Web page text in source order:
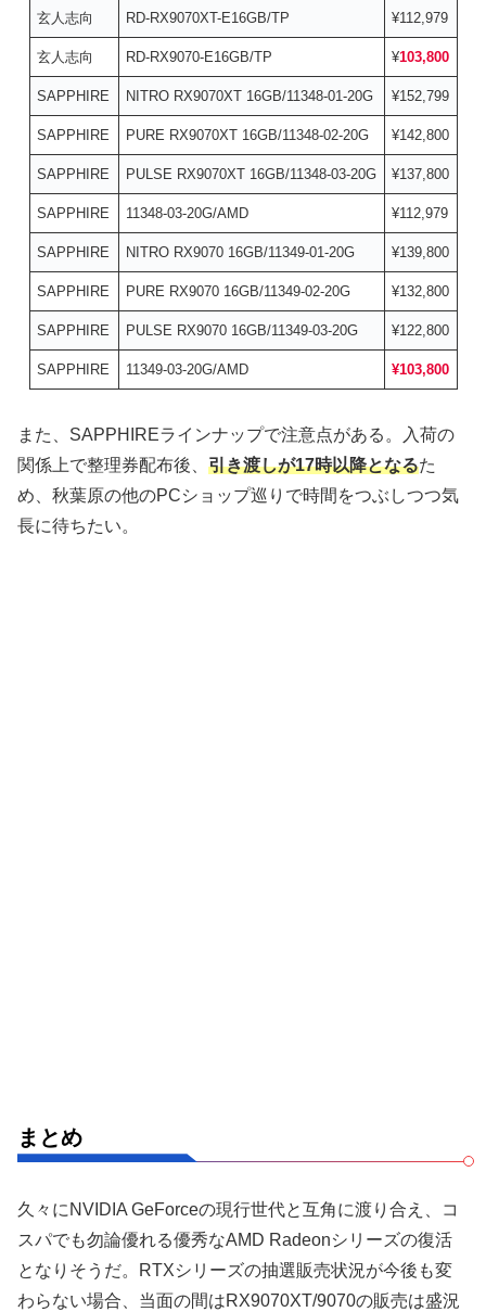
玄人志向 RD-RX9070XT-E16GB/TP ¥112,979
玄人志向 RD-RX9070-E16GB/TP ¥103,800
SAPPHIRE NITRO RX9070XT 16GB/11348-01-20G ¥152,799
SAPPHIRE PURE RX9070XT 16GB/11348-02-20G ¥142,800
SAPPHIRE PULSE RX9070XT 16GB/11348-03-20G ¥137,800
SAPPHIRE 11348-03-20G/AMD ¥112,979
SAPPHIRE NITRO RX9070 16GB/11349-01-20G ¥139,800
SAPPHIRE PURE RX9070 16GB/11349-02-20G ¥132,800
SAPPHIRE PULSE RX9070 16GB/11349-03-20G ¥122,800
SAPPHIRE 11349-03-20G/AMD ¥103,800
また、SAPPHIREラインナップで注意点がある。入荷の
関係上で整理券配布後、 引き渡しが17時以降となるた
め、秋葉原の他のPCショップ巡りで時間をつぶしつつ気
長に待ちたい。
まとめ
久々にNVIDIA GeForceの現行世代と互角に渡り合え、コ
スパでも勿論優れる優秀なAMD Radeonシリーズの復活
となりそうだ。RTXシリーズの抽選販売状況が今後も変
わらない場合、当面の間はRX9070XT/9070の販売は盛況